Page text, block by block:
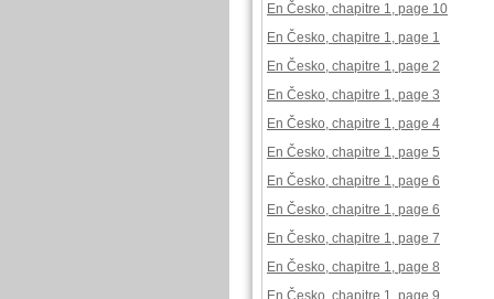
En Česko, chapitre 1, page 10
En Česko, chapitre 1, page 1
En Česko, chapitre 1, page 2
En Česko, chapitre 1, page 3
En Česko, chapitre 1, page 4
En Česko, chapitre 1, page 5
En Česko, chapitre 1, page 6
En Česko, chapitre 1, page 6
En Česko, chapitre 1, page 7
En Česko, chapitre 1, page 8
En Česko, chapitre 1, page 9